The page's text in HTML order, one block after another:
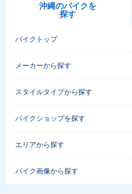
沖縄のバイクを
探す
バイクトップ
メーカーから探す
スタイルタイプから探す
バイクショップを探す
エリアから探す
バイク画像から探す